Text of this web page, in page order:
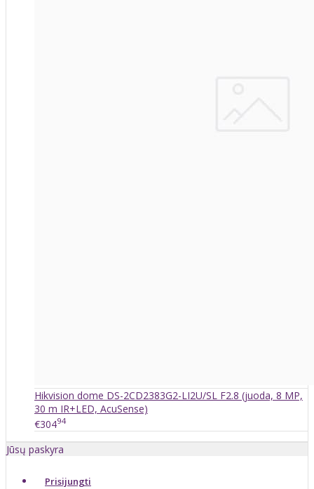
Hikvision dome DS-2CD2383G2-LI2U/SL F2.8 (juoda, 8 MP,
30 m IR+LED, AcuSense)
€30494
Jūsų paskyra
Prisijungti